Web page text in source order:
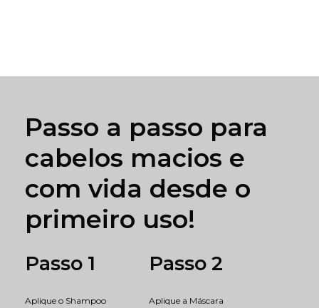
Passo a passo para
cabelos macios e
com vida desde o
primeiro uso!
Passo 1
Aplique o Shampoo
Passo 2
Aplique a Máscara